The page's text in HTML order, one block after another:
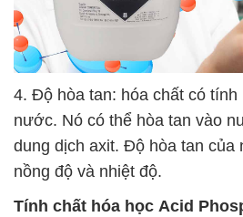
4. Độ hòa tan: hóa chất có tính
nước. Nó có thể hòa tan vào
dung dịch axit. Độ hòa tan của
nồng độ và nhiệt độ.
Tính chất hóa học Acid